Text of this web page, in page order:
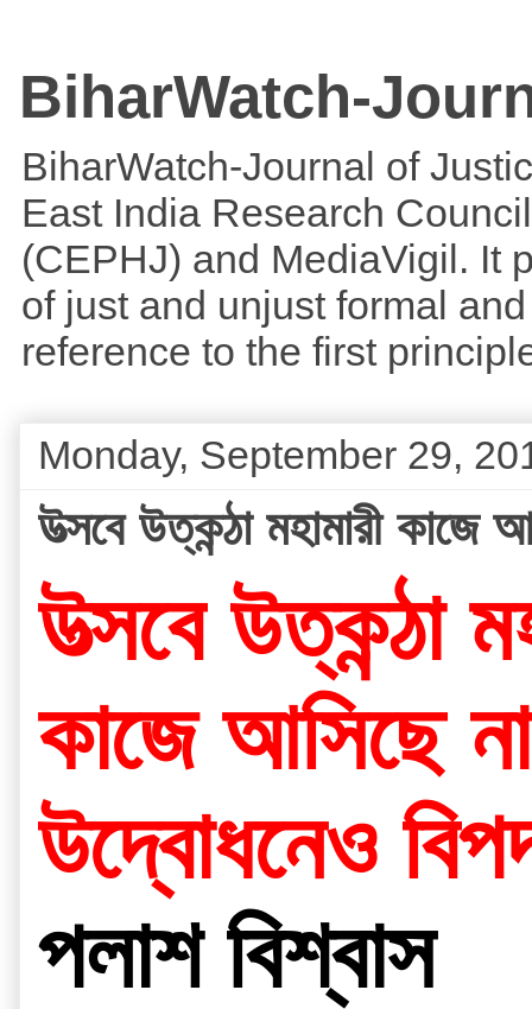
BiharWatch-
BiharWatch-Journal of
East India Research
(CEPHJ) and MediaVigil. It
of just and unjust formal
reference to the first
Monday, September 29,
উত্সবে উত্কন্ঠা মহামারী কাজে
উত্সবে উত্কন্ঠা
কাজে আসিছে না
উদ্বোধনেও
পলাশ বিশ্বাস